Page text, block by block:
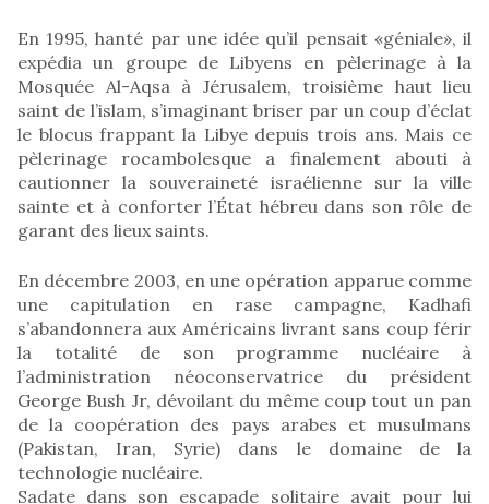
En 1995, hanté par une idée qu’il pensait «géniale», il
expédia un groupe de Libyens en pèlerinage à la
Mosquée Al-Aqsa à Jérusalem, troisième haut lieu
saint de l’islam, s’imaginant briser par un coup d’éclat
le blocus frappant la Libye depuis trois ans. Mais ce
pèlerinage rocambolesque a finalement abouti à
cautionner la souveraineté israélienne sur la ville
sainte et à conforter l’État hébreu dans son rôle de
garant des lieux saints.
En décembre 2003, en une opération apparue comme
une capitulation en rase campagne, Kadhafi
s’abandonnera aux Américains livrant sans coup férir
la totalité de son programme nucléaire à
l’administration néoconservatrice du président
George Bush Jr, dévoilant du même coup tout un pan
de la coopération des pays arabes et musulmans
(Pakistan, Iran, Syrie) dans le domaine de la
technologie nucléaire.
Sadate dans son escapade solitaire avait pour lui